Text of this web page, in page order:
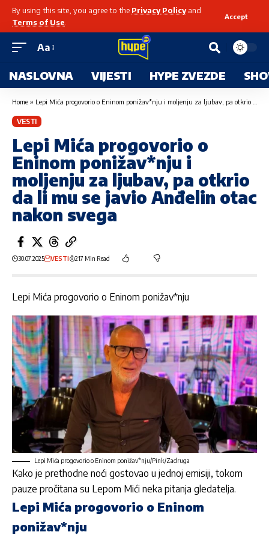
By using this site, you agree to the Privacy Policyand
Terms of Use
Accept
Aa
NASLOVNA VIJESTI HYPE ZVEZDE
Home » Lepi Mića progovorio o Eninom ponižav*nju i moljenju za ljubav, pa otkrio da li mu se javio Anđelin otac nakon svega
VESTI
Lepi Mića progovorio o
Eninom ponižav*nju i
moljenju za ljubav, pa otkrio
da li mu se javio Anđelin otac
nakon svega
30.07.2025 VESTI 217 Min Read
Lepi Mića progovorio o Eninom ponižav*nju
Lepi Mića progovorio o Eninom ponižav*nju/Pink/Zadruga
Kako je prethodne noći gostovao u jednoj emisiji, tokom
pauze pročitana su Lepom Mići neka pitanja gledatelja.
Lepi Mića progovorio o Eninom
ponižav*nju